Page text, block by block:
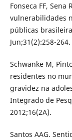
Fonseca FF, Sena
vulnerabilidades
públicas
Jun;31(2):258-264.
Schwanke M,
residentes no
gravidez na
Integrado de
2012;16(2A).
Santos AAG.